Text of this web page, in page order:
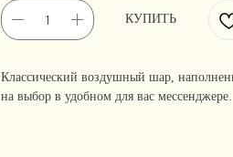
КУПИТЬ
Классический воздушный шар,
на выбор в удобном для вас мессенджере.